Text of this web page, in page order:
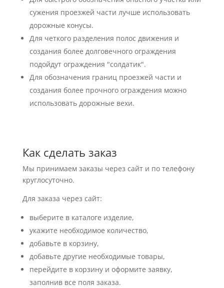
сужения проезжей части лучше использовать
дорожные конусы.
Для четкого разделения полос движения и
создания более долговечного ограждения
подойдут ограждения "солдатик".
Для обозначения границ проезжей части и
создания более прочного ограждения можно
использовать дорожные вехи.
Как сделать заказ
Мы принимаем заказы через сайт и по телефону
круглосуточно.
Для заказа через сайт:
выберите в каталоге изделие,
укажите необходимое количество,
добавьте в корзину,
добавьте другие необходимые товары,
перейдите в корзину и оформите заявку,
заполнив все поля заказа.